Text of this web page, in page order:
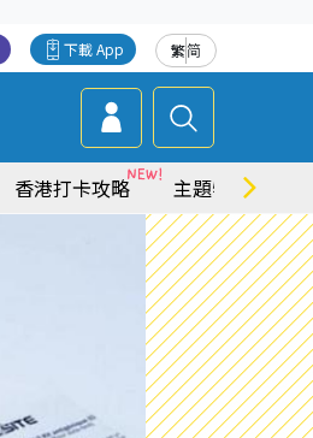
繁简
下載 App
香港打卡攻略 主題特集